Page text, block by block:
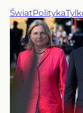
ŚwiatPolityka